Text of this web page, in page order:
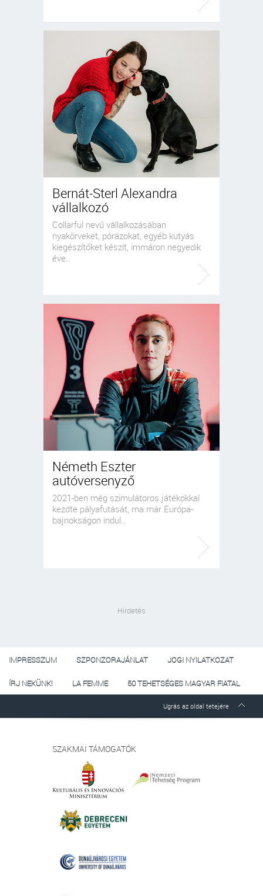
Bernát-Sterl Alexandra
vállalkozó
Collarful nevű vállalkozásában
nyakörveket, pórázokat, egyéb kutyás
kiegészítőket készít, immáron negyedik
éve..
Németh Eszter
autóversenyző
2021-ben még szimulátoros játékokkal
kezdte pályafutását, ma már Európa-
bajnokságon indul..
Hirdetés
IMPRESSZUM SZPONZORAJÁNLAT JOGI NYILATKOZAT
ÍRJ NEKÜNK! LA FEMME 50 TEHETSÉGES MAGYAR FIATAL
Ugrás az oldal tetejére
SZAKMAI TÁMOGATÓK